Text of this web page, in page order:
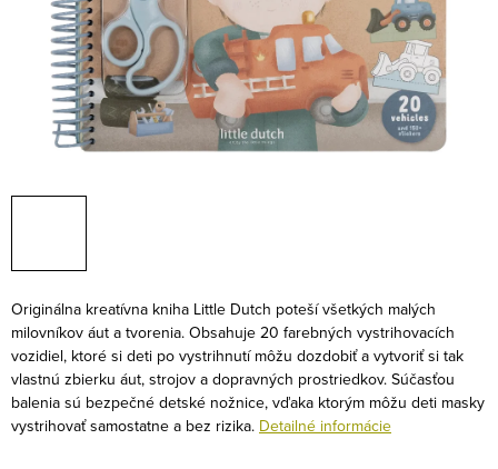
Originálna kreatívna kniha Little Dutch poteší všetkých malých
milovníkov áut a tvorenia. Obsahuje 20 farebných vystrihovacích
vozidiel, ktoré si deti po vystrihnutí môžu dozdobiť a vytvoriť si tak
vlastnú zbierku áut, strojov a dopravných prostriedkov. Súčasťou
balenia sú bezpečné detské nožnice, vďaka ktorým môžu deti masky
vystrihovať samostatne a bez rizika. Detailné informácie